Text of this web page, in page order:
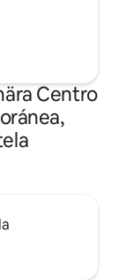
Centro